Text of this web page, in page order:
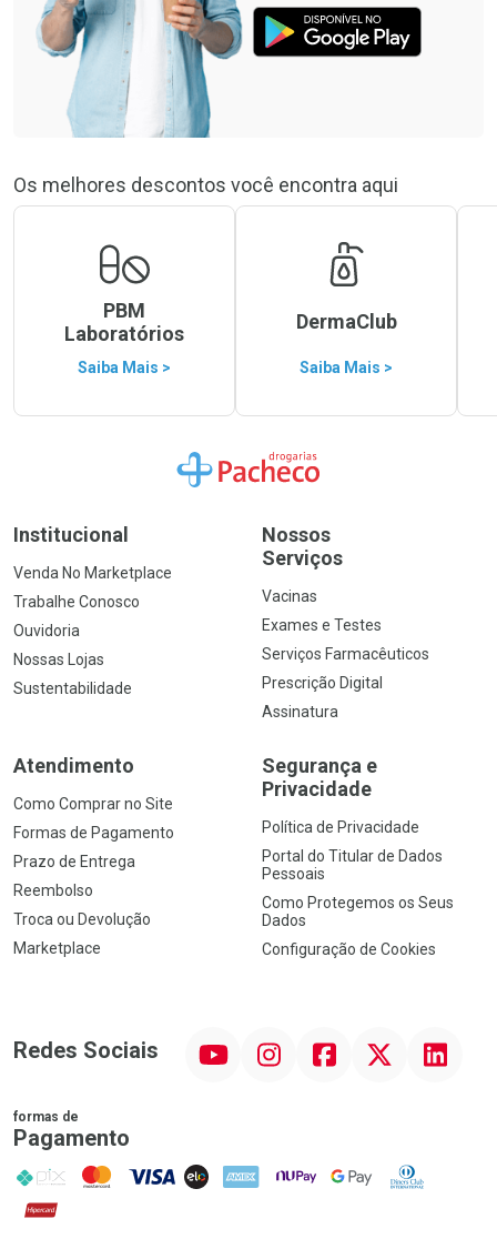
Os melhores descontos você encontra aqui
PBM
Laboratórios
Saiba Mais >
DermaClub
Saiba Mais >
Ir para a Home
Institucional
Venda No Marketplace
Trabalhe Conosco
Ouvidoria
Nossas Lojas
Sustentabilidade
Nossos
Serviços
Vacinas
Exames e Testes
Serviços Farmacêuticos
Prescrição Digital
Assinatura
Atendimento
Como Comprar no Site
Formas de Pagamento
Prazo de Entrega
Reembolso
Troca ou Devolução
Marketplace
Segurança e
Privacidade
Política de Privacidade
Portal do Titular de Dados
Pessoais
Como Protegemos os Seus
Dados
Configuração de Cookies
Redes Sociais InstagramFacebookTwitter Linkedin
formas de
Pagamento
PIX MasterCard
VISA ELO AMEX NuPay Google PayDiners Club
Hipercard